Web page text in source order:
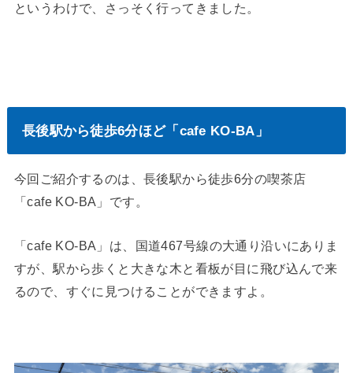
というわけで、さっそく行ってきました。
長後駅から徒歩6分ほど「cafe KO-BA」
今回ご紹介するのは、長後駅から徒歩6分の喫茶店
「cafe KO-BA」です。
「cafe KO-BA」は、国道467号線の大通り沿いにありま
すが、駅から歩くと大きな木と看板が目に飛び込んで来
るので、すぐに見つけることができますよ。